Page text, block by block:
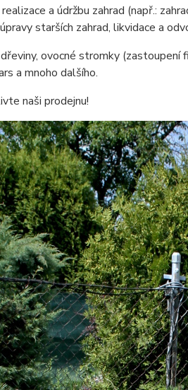
a údržbu zahrad (např.:
starších zahrad, likvidace a
ovocné stromky
a mnoho dalšího.
naši prodejnu!